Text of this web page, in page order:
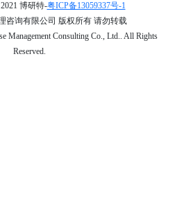
博研特-粤ICP备13059337号-1
咨询有限公司 版权所有 请勿转载
Management Consulting Co., Ltd.. All Rights
Reserved.